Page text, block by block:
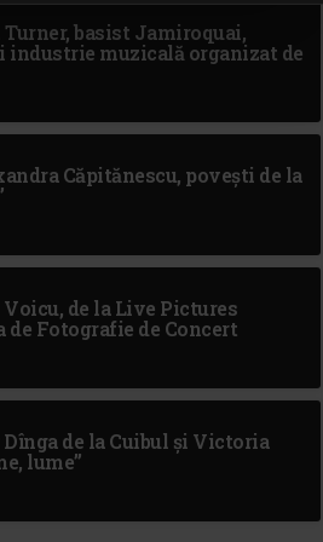
Turner, basist Jamiroquai,
industrie muzicală organizat de
Căpitănescu, povești de la
Voicu, de la Live Pictures
Fotografie de Concert
de la Cuibul și Victoria
lume”